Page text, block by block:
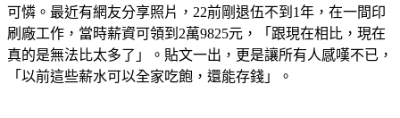
可憐。最近有網友分享照片，22前剛退伍不到1年，在一間印
刷廠工作，當時薪資可領到2萬9825元，「跟現在相比，現在
真的是無法比太多了」。貼文一出，更是讓所有人感嘆不已，
「以前這些薪水可以全家吃飽，還能存錢」。